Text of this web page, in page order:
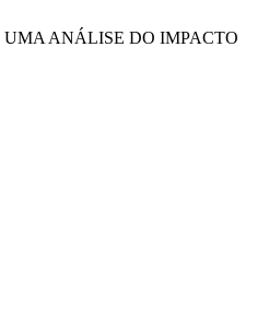
UMA ANÁLISE DO IMPACTO